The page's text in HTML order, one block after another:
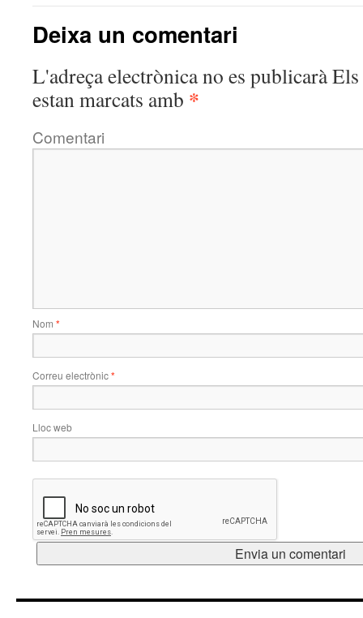
Deixa un comentari
L'adreça electrònica no es publicaràEls
estan marcats amb *
Comentari
Nom *
Correu electrònic*
Lloc web